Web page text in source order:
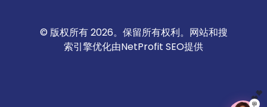
© 版权所有 2026。保留所有权利。网站和搜
索引擎优化由NetProfit SEO提供
💬